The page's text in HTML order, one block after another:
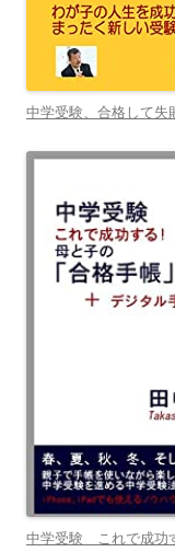
中学受験、合格して失
中学受験 これで成功